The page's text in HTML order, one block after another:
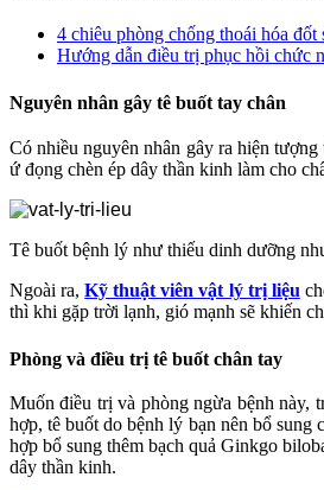
4 chiêu phòng chống thoái hóa đốt
Hướng dẫn điều trị phục hồi chức
Nguyên nhân gây tê buốt tay chân
Có nhiều nguyên nhân gây ra hiện
ứ đọng chèn ép dây thần kinh làm cho
Tê buốt bệnh lý như thiếu dinh dưỡng
Ngoài ra,Kỹ thuật viên vật lý trị liệu
thì khi gặp trời lạnh, gió mạnh sẽ khiến
Phòng và điều trị tê buốt chân tay
Muốn điều trị và phòng ngừa bệnh này,
hợp, tê buốt do bệnh lý bạn nên bổ
hợp bổ sung thêm bạch quả Ginkgo
dây thần kinh.